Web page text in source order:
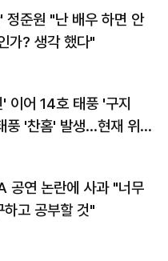
정준원 "난 배우 하면 안
가? 생각 했다"
이어 14호 태풍 '구지
풍 '찬홈' 발생…현재 위
공연 논란에 사과 "너무
고 공부할 것"